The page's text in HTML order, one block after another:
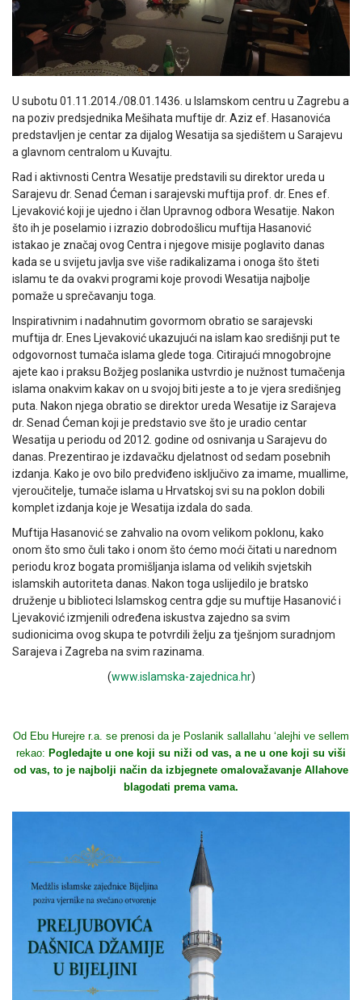
U subotu 01.11.2014./08.01.1436. u Islamskom centru u Zagrebu a
na poziv predsjednika Mešihata muftije dr. Aziz ef. Hasanovića
predstavljen je centar za dijalog Wesatija sa sjedištem u Sarajevu
a glavnom centralom u Kuvajtu.
Rad i aktivnosti Centra Wesatije predstavili su direktor ureda u
Sarajevu dr. Senad Ćeman i sarajevski muftija prof. dr. Enes ef.
Ljevaković koji je ujedno i član Upravnog odbora Wesatije. Nakon
što ih je poselamio i izrazio dobrodošlicu muftija Hasanović
istakao je značaj ovog Centra i njegove misije poglavito danas
kada se u svijetu javlja sve više radikalizama i onoga što šteti
islamu te da ovakvi programi koje provodi Wesatija najbolje
pomaže u sprečavanju toga.
Inspirativnim i nadahnutim govormom obratio se sarajevski
muftija dr. Enes Ljevaković ukazujući na islam kao središnji put te
odgovornost tumača islama glede toga. Citirajući mnogobrojne
ajete kao i praksu Božjeg poslanika ustvrdio je nužnost tumačenja
islama onakvim kakav on u svojoj biti jeste a to je vjera središnjeg
puta. Nakon njega obratio se direktor ureda Wesatije iz Sarajeva
dr. Senad Ćeman koji je predstavio sve što je uradio centar
Wesatija u periodu od 2012. godine od osnivanja u Sarajevu do
danas. Prezentirao je izdavačku djelatnost od sedam posebnih
izdanja. Kako je ovo bilo predviđeno isključivo za imame, muallime,
vjeroučitelje, tumače islama u Hrvatskoj svi su na poklon dobili
komplet izdanja koje je Wesatija izdala do sada.
Muftija Hasanović se zahvalio na ovom velikom poklonu, kako
onom što smo čuli tako i onom što ćemo moći čitati u narednom
periodu kroz bogata promišljanja islama od velikih svjetskih
islamskih autoriteta danas. Nakon toga uslijedilo je bratsko
druženje u biblioteci Islamskog centra gdje su muftije Hasanović i
Ljevaković izmjenili određena iskustva zajedno sa svim
sudionicima ovog skupa te potvrdili želju za tješnjom suradnjom
Sarajeva i Zagreba na svim razinama.
(www.islamska-zajednica.hr)
Od Ebu Hurejre r.a. se prenosi da je Poslanik sallallahu ‘alejhi ve sellem
rekao: Pogledajte u one koji su niži od vas, a ne u one koji su viši
od vas, to je najbolji način da izbjegnete omalovažavanje Allahove
blagodati prema vama.